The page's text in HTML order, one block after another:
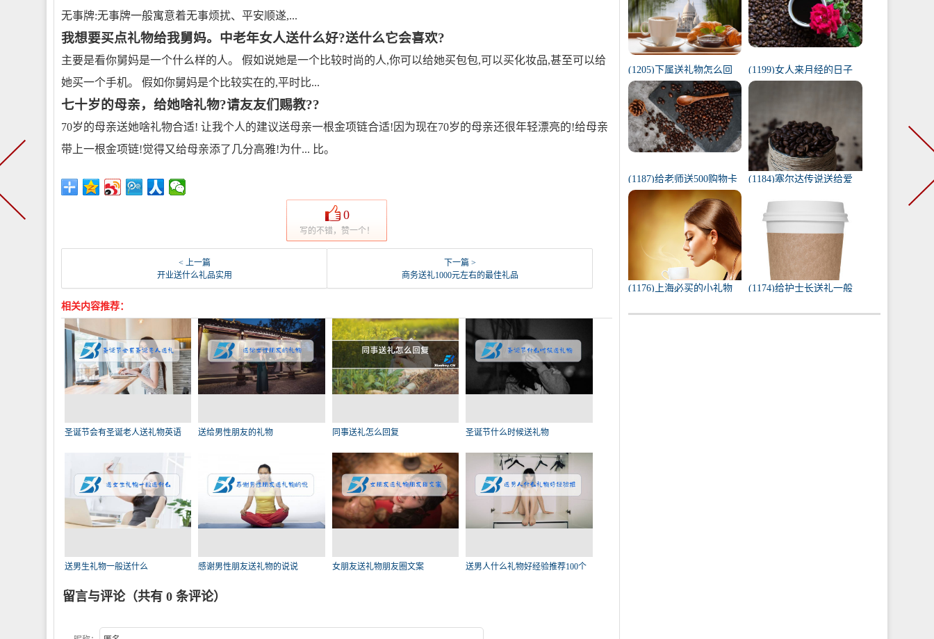
无事牌:无事牌一般寓意着无事烦扰、平安顺遂,...
我想要买点礼物给我舅妈。中老年女人送什么好?送什么它会喜欢?
主要是看你舅妈是一个什么样的人。 假如说她是一个比较时尚的人,你可以给她买包包,可以买化妆品,甚至可以给
她买一个手机。 假如你舅妈是个比较实在的,平时比...
七十岁的母亲，给她啥礼物?请友友们赐教??
70岁的母亲送她啥礼物合适! 让我个人的建议送母亲一根金项链合适!因为现在70岁的母亲还很年轻漂亮的!给母亲
带上一根金项链!觉得又给母亲添了几分高雅!为什... 比。
0
写的不错，赞一个！
< 上一篇
开业送什么礼品实用
下一篇 >
商务送礼1000元左右的最佳礼品
相关内容推荐：
圣诞节会有圣诞老人送礼物英语 送给男性朋友的礼物 同事送礼怎么回复 圣诞节什么时候送礼物
送男生礼物一般送什么 感谢男性朋友送礼物的说说 女朋友送礼物朋友圈文案 送男人什么礼物好经验推荐100个
留言与评论（共有 0 条评论）
(1205)下属送礼物怎么回
复（下属给我送礼我该如
何回复）
(1199)女人来月经的日子
代表什么（1一31日月经代
(1187)给老师送500购物卡
少吗（给老师送500还是
1000）
(1184)塞尔达传说送给爱
任务100只蚱蜢）
(1176)上海必买的小礼物
(1174)给护士长送礼一般
实用的东西）